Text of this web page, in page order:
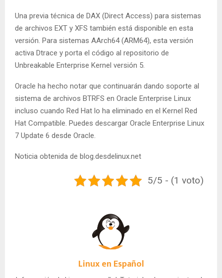
Una previa técnica de DAX (Direct Access) para sistemas
de archivos EXT y XFS también está disponible en esta
versión. Para sistemas AArch64 (ARM64), esta versión
activa Dtrace y porta el código al repositorio de
Unbreakable Enterprise Kernel versión 5.
Oracle ha hecho notar que continuarán dando soporte al
sistema de archivos BTRFS en Oracle Enterprise Linux
incluso cuando Red Hat lo ha eliminado en el Kernel Red
Hat Compatible. Puedes descargar Oracle Enterprise Linux
7 Update 6 desde Oracle.
Noticia obtenida de blog.desdelinux.net
5/5 - (1 voto)
Linux en Español